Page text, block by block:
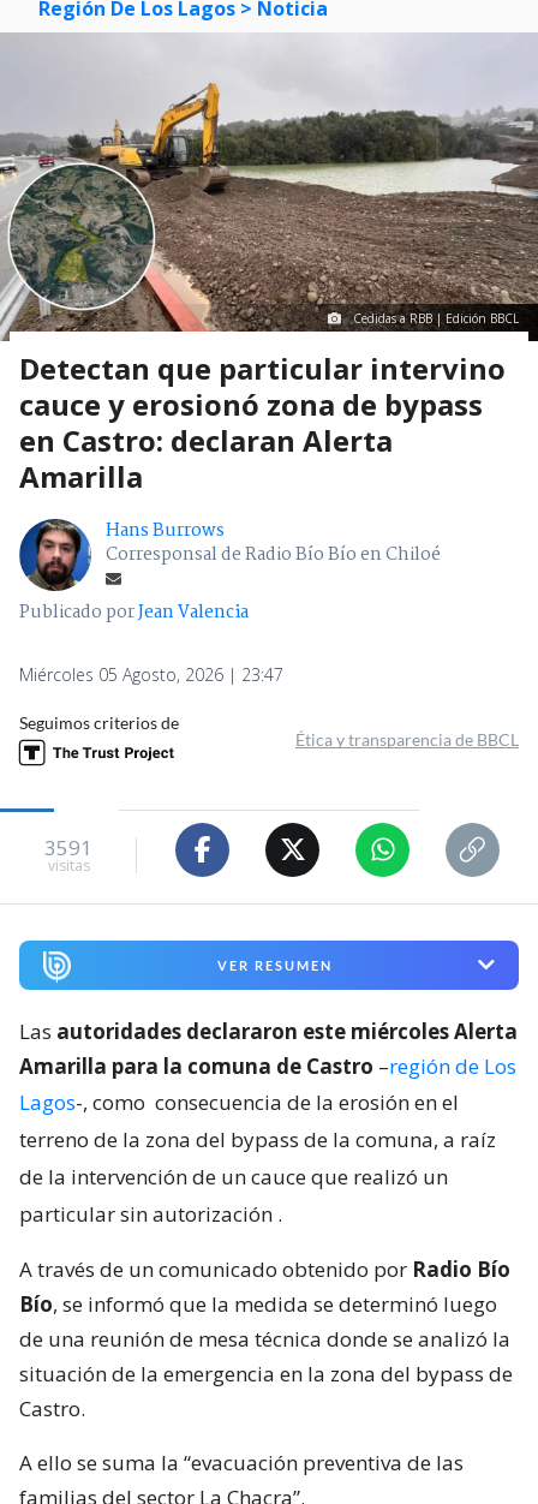
Región De Los Lagos > Noticia
Cedidas a RBB | Edición BBCL
Detectan que particular intervino
cauce y erosionó zona de bypass
en Castro: declaran Alerta
Amarilla
Hans Burrows
Corresponsal de Radio Bío Bío en Chiloé
Publicado porJean Valencia
Miércoles 05 Agosto, 2026 | 23:47
Seguimos criterios de
Ética y transparencia de BBCL
3591
visitas
VER RESUMEN
Las autoridades declararon este miércoles Alerta
Amarilla para la comuna de Castro –región de Los
Lagos-, como consecuencia de la erosión en el
terreno de la zona del bypass de la comuna, a raíz
de la intervención de un cauce que realizó un
particular sin autorización .
A través de un comunicado obtenido por Radio Bío
Bío, se informó que la medida se determinó luego
de una reunión de mesa técnica donde se analizó la
situación de la emergencia en la zona del bypass de
Castro.
A ello se suma la “evacuación preventiva de las
familias del sector La Chacra”.